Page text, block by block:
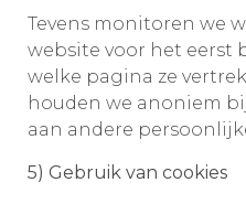
Tevens monitoren we
website voor het eerst
welke pagina ze
houden we anoniem
aan andere
5) Gebruik van cookies